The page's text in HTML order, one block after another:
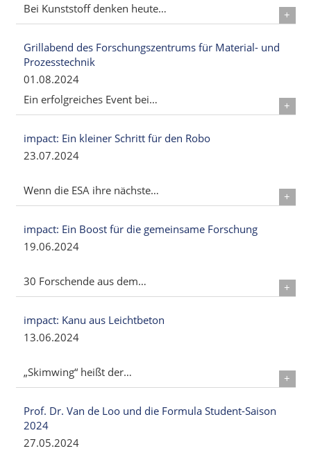
Bei Kunststoff denken heute…
Details
Grillabend des Forschungszentrums für Material- und
Prozesstechnik
01.08.2024
Ein erfolgreiches Event bei…
Details
impact: Ein kleiner Schritt für den Robo
23.07.2024
Wenn die ESA ihre nächste…
Details
impact: Ein Boost für die gemeinsame Forschung
19.06.2024
30 Forschende aus dem…
Details
impact: Kanu aus Leichtbeton
13.06.2024
„Skimwing“ heißt der…
Details
Prof. Dr. Van de Loo und die Formula Student-Saison
2024
27.05.2024